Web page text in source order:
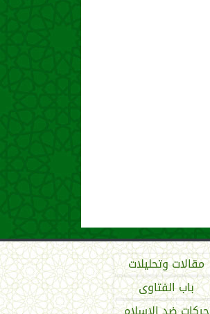
مقالات وتحليلات
باب الفتاوى